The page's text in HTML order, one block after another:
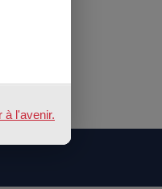
à l'avenir.